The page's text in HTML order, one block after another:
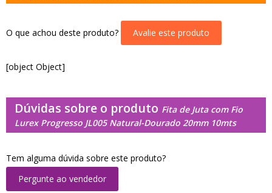
O que achou deste produto? Avalie este produto
[object Object]
Dúvidas sobre o produto Fita de Juta com Fio
Lurex Progresso JL005 Natural-Dourado 20mm 10mts
Tem alguma dúvida sobre este produto?
Pergunte ao vendedor